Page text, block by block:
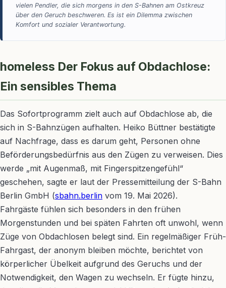
vielen Pendler, die sich morgens in den S-Bahnen am Ostkreuz
über den Geruch beschweren. Es ist ein Dilemma zwischen
Komfort und sozialer Verantwortung.
homeless Der Fokus auf Obdachlose:
Ein sensibles Thema
Das Sofortprogramm zielt auch auf Obdachlose ab, die
sich in S-Bahnzügen aufhalten. Heiko Büttner bestätigte
auf Nachfrage, dass es darum geht, Personen ohne
Beförderungsbedürfnis aus den Zügen zu verweisen. Dies
werde „mit Augenmaß, mit Fingerspitzengefühl“
geschehen, sagte er laut der Pressemitteilung der S-Bahn
Berlin GmbH (sbahn.berlin vom 19. Mai 2026).
Fahrgäste fühlen sich besonders in den frühen
Morgenstunden und bei späten Fahrten oft unwohl, wenn
Züge von Obdachlosen belegt sind. Ein regelmäßiger Früh-
Fahrgast, der anonym bleiben möchte, berichtet von
körperlicher Übelkeit aufgrund des Geruchs und der
Notwendigkeit, den Wagen zu wechseln. Er fügte hinzu,